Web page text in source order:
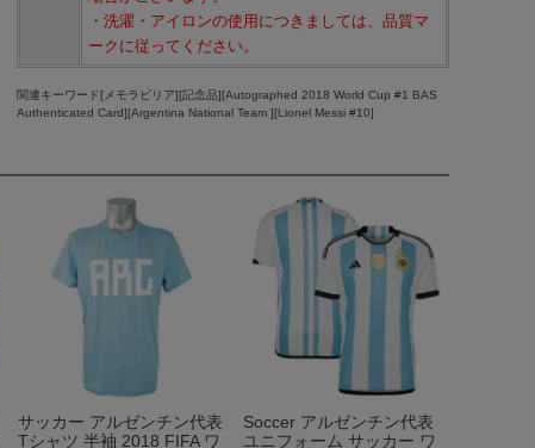
・洗濯・アイロンの使用につきましては、品質マ
ークに従ってください。
関連キーワード[メモラビリア][記念品][Autographed 2018 World Cup #1 BAS
Authenticated Card][Argentina National Team ][Lionel Messi #10]
サッカー アルゼンチン代表
Tシャツ 半袖 2018 FIFA ワ
Soccer アルゼンチン代表
ユニフォーム サッカー ワ